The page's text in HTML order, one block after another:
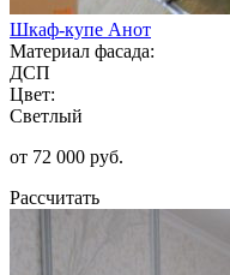
Шкаф-купе Анот
Материал фасада:
ДСП
Цвет:
Светлый
от 72 000 руб.
Рассчитать